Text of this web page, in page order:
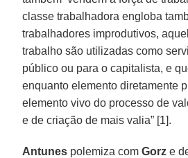
classe trabalhadora engloba
trabalhadores improdutivos,
trabalho são utilizadas como
público ou para o capitalista, e
enquanto elemento diretamente
elemento vivo do processo de
e de criação de mais valia” [1].
Antunes polemiza comGorz e